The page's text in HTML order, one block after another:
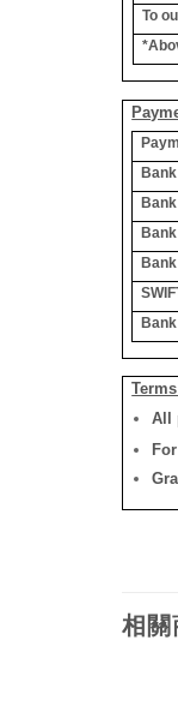
To
All
相關